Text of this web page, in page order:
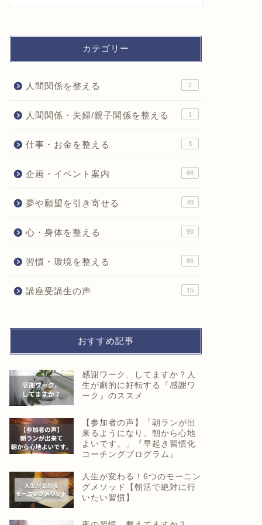
カテゴリー
人間関係を整える 2
人間関係・夫婦/親子関係を整える 1
仕事・お金を整える 3
企画・イベント案内 68
夢や願望を引き寄せる 48
心・身体を整える 90
習慣・環境を整える 86
講座受講生の声 15
おすすめ記事
感謝ワーク、してますか？人
生が劇的に好転する『感謝ワ
ーク』のススメ
【参加者の声】「朝ランが出
来るようになり、朝から心地
よいです。」『早起き習慣化
コーチングプログラム』
人生が変わる！6つのモーニン
グメソッド【朝活で絶対に行
いたい習慣】